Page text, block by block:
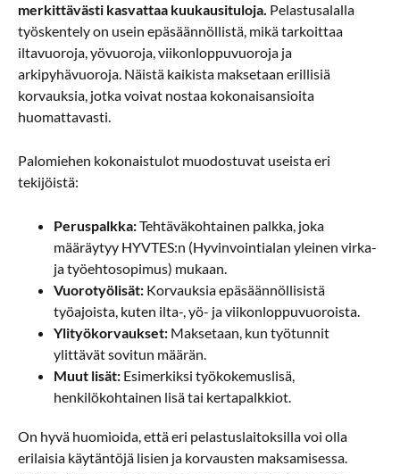
merkittävästi kasvattaa kuukausituloja. Pelastusalalla
työskentely on usein epäsäännöllistä, mikä tarkoittaa
iltavuoroja, yövuoroja, viikonloppuvuoroja ja
arkipyhävuoroja. Näistä kaikista maksetaan erillisiä
korvauksia, jotka voivat nostaa kokonaisansioita
huomattavasti.
Palomiehen kokonaistulot muodostuvat useista eri
tekijöistä:
Peruspalkka:Tehtäväkohtainen palkka, joka
määräytyy HYVTES:n (Hyvinvointialan yleinen virka-
ja työehtosopimus) mukaan.
Vuorotyölisät: Korvauksia epäsäännöllisistä
työajoista, kuten ilta-, yö- ja viikonloppuvuoroista.
Ylityökorvaukset: Maksetaan, kun työtunnit
ylittävät sovitun määrän.
Muut lisät: Esimerkiksi työkokemuslisä,
henkilökohtainen lisä tai kertapalkkiot.
On hyvä huomioida, että eri pelastuslaitoksilla voi olla
erilaisia käytäntöjä lisien ja korvausten maksamisessa.